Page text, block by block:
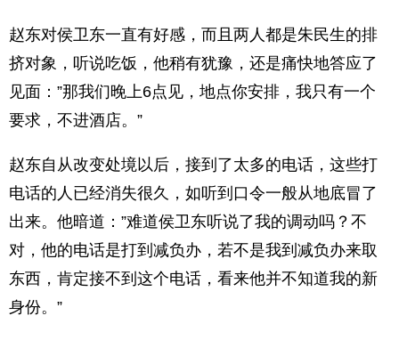
赵东对侯卫东一直有好感，而且两人都是朱民生的排
挤对象，听说吃饭，他稍有犹豫，还是痛快地答应了
见面：”那我们晚上6点见，地点你安排，我只有一个
要求，不进酒店。”
赵东自从改变处境以后，接到了太多的电话，这些打
电话的人已经消失很久，如听到口令一般从地底冒了
出来。他暗道：”难道侯卫东听说了我的调动吗？不
对，他的电话是打到减负办，若不是我到减负办来取
东西，肯定接不到这个电话，看来他并不知道我的新
身份。”